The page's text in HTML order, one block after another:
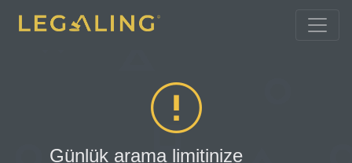
Günlük arama limitinize